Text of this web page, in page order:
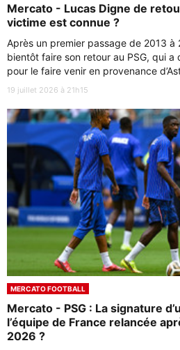
Mercato - Lucas Digne de
victime est connue ?
Après un premier passage de 2013 à
bientôt faire son retour au PSG, qui a
pour le faire venir en provenance
19 juillet 2026 à 21h15
MERCATO FOOTBALL
Mercato - PSG : La signature
l’équipe de France relancée
2026 ?